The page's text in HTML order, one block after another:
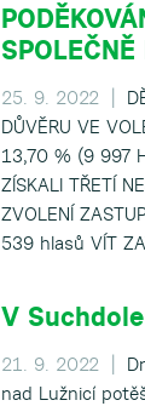
25. 9. 2022 |
DŮVĚRU VE
13,70 % (9 997
ZÍSKALI TŘETÍ
ZVOLENÍ
539 hlasů VÍT
V
21. 9. 2022 |
nad Lužnicí